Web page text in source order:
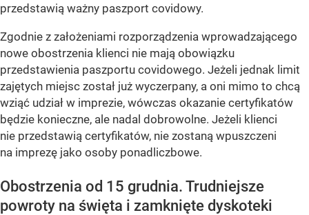
przedstawią ważny paszport covidowy.
Zgodnie z założeniami rozporządzenia wprowadzającego
nowe obostrzenia klienci nie mają obowiązku
przedstawienia paszportu covidowego. Jeżeli jednak limit
zajętych miejsc został już wyczerpany, a oni mimo to chcą
wziąć udział w imprezie, wówczas okazanie certyfikatów
będzie konieczne, ale nadal dobrowolne. Jeżeli klienci
nie przedstawią certyfikatów, nie zostaną wpuszczeni
na imprezę jako osoby ponadliczbowe.
Obostrzenia od 15 grudnia. Trudniejsze
powroty na święta i zamknięte dyskoteki